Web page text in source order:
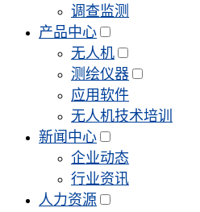
调查监测
产品中心
无人机
测绘仪器
应用软件
无人机技术培训
新闻中心
企业动态
行业资讯
人力资源